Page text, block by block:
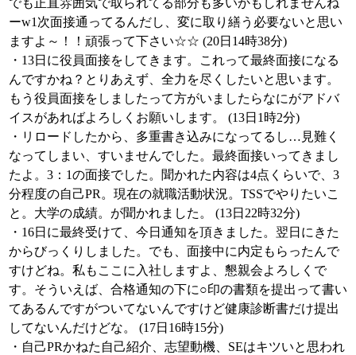
でも正直雰囲気で取られてる部分も多いかもしれませんね
ーw1次面接通ってるんだし、変に取り繕う必要ないと思い
ますよ～！！頑張って下さい☆☆ (20日14時38分)
・13日に役員面接をしてきます。これって最終面接になる
んですかね？とりあえず、全力を尽くしたいと思います。
もう役員面接をしましたって方がいましたらなにがアドバ
イスがあればよろしくお願いします。 (13日1時2分)
・リロードしたから、多重書き込みになってるし…見難く
なってしまい、すいませんでした。最終面接いってきまし
たよ。3：1の面接でした。聞かれた内容は4点くらいで、3
分程度の自己PR。現在の就職活動状況。TSSでやりたいこ
と。大学の成績。が聞かれました。 (13日22時32分)
・16日に最終受けて、今日通知を頂きました。翌日にきた
からびっくりしました。でも、面接中に内定もらったんで
すけどね。私もここに入社しますよ、懇親会よろしくで
す。そういえば、合格通知の下に○印の書類を提出って書い
てあるんですがついてないんですけど健康診断書だけ提出
してないんだけどな。 (17日16時15分)
・自己PRかねた自己紹介、志望動機、SEはキツいと思われ